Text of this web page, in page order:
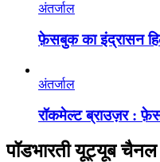
अंतर्जाल
फ़ेसबुक का इंद्रासन
अंतर्जाल
रॉकमेल्ट ब्राउज़र :
पॉडभारती यूट्यूब